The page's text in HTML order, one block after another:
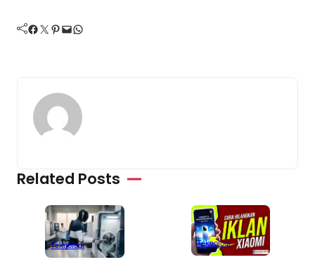
Facebook Twitter Pinterest Mail WhatsApp
Related Posts
Teknologi Teknologi